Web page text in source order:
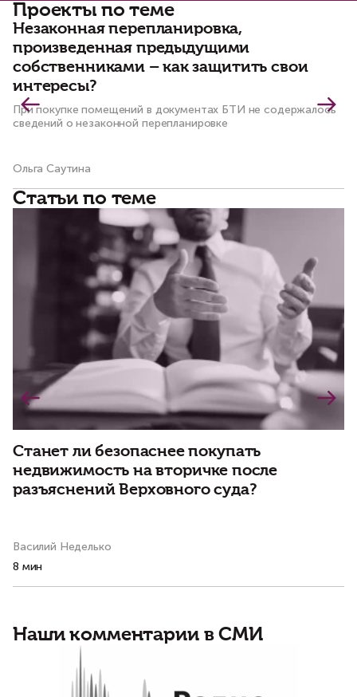
Проекты по теме
Незаконная перепланировка,
произведенная предыдущими
собственниками – как защитить свои
интересы?
При покупке помещений в документах БТИ не содержалось
сведений о незаконной перепланировке
Ольга Саутина
Статьи по теме
Станет ли безопаснее покупать
недвижимость на вторичке после
разъяснений Верховного суда?
Василий Неделько
8 мин
Наши комментарии в СМИ